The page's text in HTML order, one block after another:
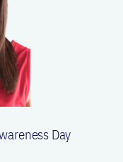
Day